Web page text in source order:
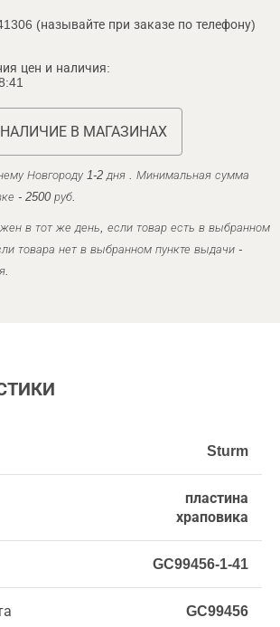
(называйте при заказе по телефону)
цен и наличия:
НАЛИЧИЕ В МАГАЗИНАХ
Новгороду 1-2 дня . Минимальная сумма
- 2500 руб.
в тот же день, если товар есть в выбранном
товара нет в выбранном пункте выдачи -
Sturm
пластина
храповика
GC99456-1-41
GC99456